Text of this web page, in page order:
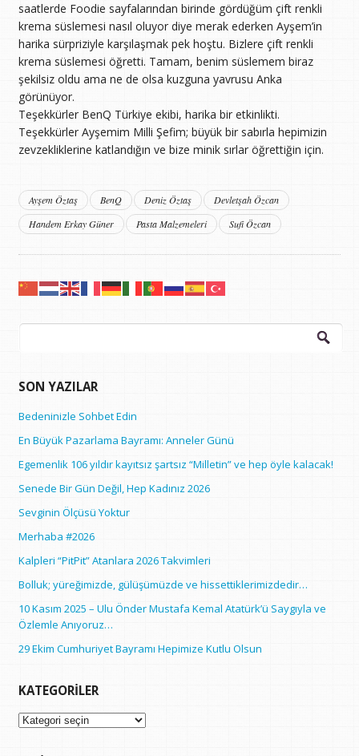
saatlerde Foodie sayfalarından birinde gördüğüm çift renkli
krema süslemesi nasıl oluyor diye merak ederken Ayşem’in
harika sürpriziyle karşılaşmak pek hoştu. Bizlere çift renkli
krema süslemesi öğretti. Tamam, benim süslemem biraz
şekilsiz oldu ama ne de olsa kuzguna yavrusu Anka
görünüyor.
Teşekkürler BenQ Türkiye ekibi, harika bir etkinlikti.
Teşekkürler Ayşemim Milli Şefim; büyük bir sabırla hepimizin
zevzekliklerine katlandığın ve bize minik sırlar öğrettiğin için.
Ayşem Öztaş BenQ Deniz Öztaş
Devletşah Özcan
Handem Erkay Güner
Pasta Malzemeleri Sufi Özcan
Arama:
SON YAZILAR
Bedeninizle Sohbet Edin
En Büyük Pazarlama Bayramı: Anneler Günü
Egemenlik 106 yıldır kayıtsız şartsız “Milletin” ve hep öyle kalacak!
Senede Bir Gün Değil, Hep Kadınız 2026
Sevginin Ölçüsü Yoktur
Merhaba #2026
Kalpleri “PitPit” Atanlara 2026 Takvimleri
Bolluk; yüreğimizde, gülüşümüzde ve hissettiklerimizdedir…
10 Kasım 2025 – Ulu Önder Mustafa Kemal Atatürk’ü Saygıyla ve
Özlemle Anıyoruz…
29 Ekim Cumhuriyet Bayramı Hepimize Kutlu Olsun
KATEGORILER
Kategoriler